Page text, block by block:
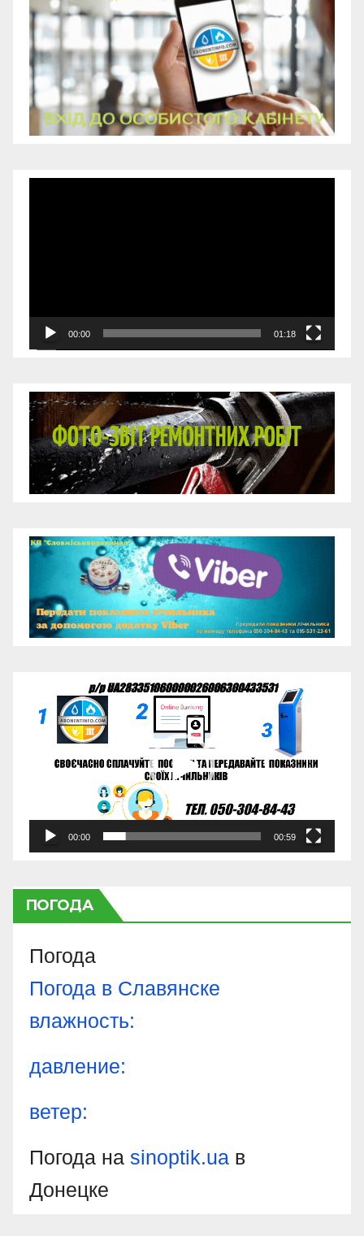
00:00 01:18
Відеопрогравач
00:00 00:59
ПОГОДА
Погода
Погода в Славянске
влажность:
давление:
ветер:
Погода на sinoptik.ua в
Донецке